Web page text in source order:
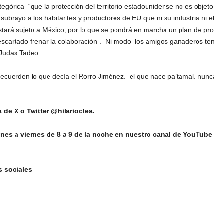
“que la protección del territorio estadounidense no es
a los habitantes y productores de EU que ni su industria ni el
sujeto a México, por lo que se pondrá en marcha un plan de
frenar la colaboración”. Ni modo, los amigos ganaderos
Tadeo.
lo que decía el Rorro Jiménez, el que nace pa’tamal,
de X o Twitter @hilarioolea.
a viernes de 8 a 9 de la noche en nuestro canal de YouTube
sociales